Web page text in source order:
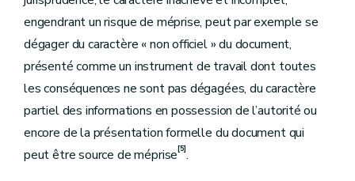
engendrant un risque de méprise, peut par exemple se
dégager du caractère « non officiel » du document,
présenté comme un instrument de travail dont toutes
les conséquences ne sont pas dégagées, du caractère
partiel des informations en possession de l’autorité ou
encore de la présentation formelle du document qui
peut être source de méprise[5].